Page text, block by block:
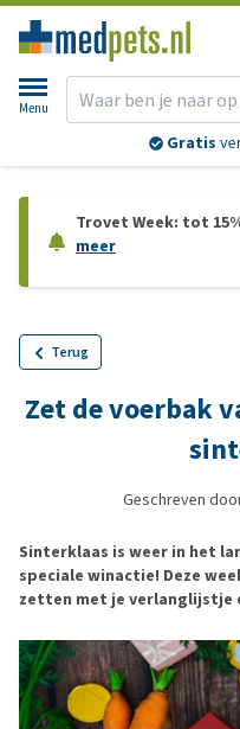
Menu
Gratis
Trovet Week: tot
meer
Terug
Zet de voerbak
Geschreven
Sinterklaas is weer in het
speciale winactie! Deze
zetten met je verlanglijstje